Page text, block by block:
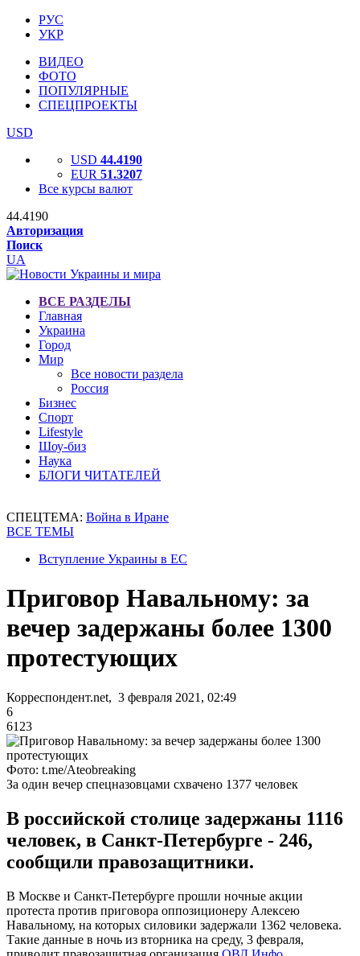
РУС
УКР
ВИДЕО
ФОТО
ПОПУЛЯРНЫЕ
СПЕЦПРОЕКТЫ
USD
USD 44.4190
EUR 51.3207
Все курсы валют
44.4190
Авторизация
Поиск
UA
ВСЕ РАЗДЕЛЫ
Главная
Украина
Город
Мир
Все новости раздела
Россия
Бизнес
Спорт
Lifestyle
Шоу-биз
Наука
БЛОГИ ЧИТАТЕЛЕЙ
СПЕЦТЕМА: Война в Иране
ВСЕ ТЕМЫ
Вступление Украины в ЕС
Приговор Навальному: за
вечер задержаны более 1300
протестующих
Корреспондент.net, 3 февраля 2021, 02:49
6
6123
Фото: t.me/Ateobreaking
За один вечер спецназовцами схвачено 1377 человек
В российской столице задержаны 1116
человек, в Санкт-Петербурге - 246,
сообщили правозащитники.
В Москве и Санкт-Петербурге прошли ночные акции
протеста против приговора оппозиционеру Алексею
Навальному, на которых силовики задержали 1362 человека.
Такие данные в ночь из вторника на среду, 3 февраля,